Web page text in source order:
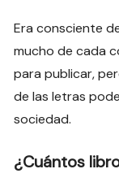
Era consciente
mucho de cada
para publicar,
de las letras
sociedad.
¿Cuántos